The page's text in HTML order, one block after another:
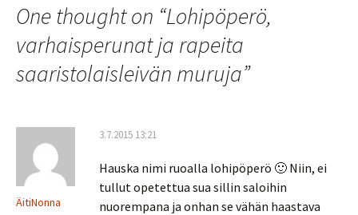
One thought on “Lohipöperö,
varhaisperunat ja rapeita
saaristolaisleivän muruja”
ÄitiNonna
3.7.2015 13:21
Hauska nimi ruoalla lohipöperö 🙂 Niin, ei
tullut opetettua sua sillin saloihin
nuorempana ja onhan se vähän haastava